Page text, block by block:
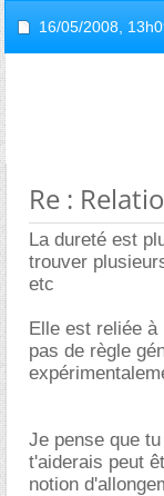
16/05/2008,
Re :
La dureté est
trouver
etc
Elle est reliée
pas de règle
Je pense que
t'aiderais peut
notion